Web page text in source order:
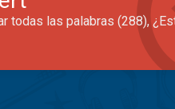
todas las palabras (288),